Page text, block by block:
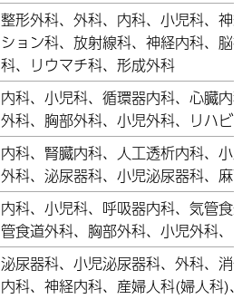
整形外科、外科、内科、小児科、神
ション科、放射線科、神経内科、脳
科、リウマチ科、形成外科
内科、小児科、循環器内科、心臓内
外科、胸部外科、小児外科、リハビ
内科、腎臓内科、人工透析内科、小
外科、泌尿器科、小児泌尿器科、麻
内科、小児科、呼吸器内科、気管食
管食道外科、胸部外科、小児外科、
泌尿器科、小児泌尿器科、外科、消
内科、神経内科、産婦人科(婦人科)、